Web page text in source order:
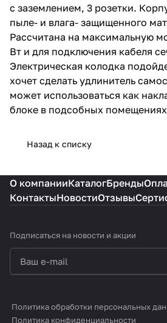
c заземлением, 3 розетки.
пыле- и влага- защищенного
Рассчитана на максимальную
Вт и для подключения кабеля
Электрическая колодка
хочет сделать удлинитель
может использоваться как
блоке в подсобных
Назад к списку
О компанииКаталогБренды
КонтактыНовостиОтзывы
Подписаться на новости и акции
Политика обработки персональных
Политика конфиденциальности